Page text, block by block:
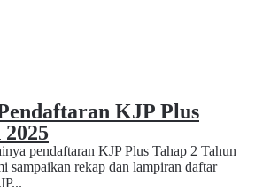
KJP Plus
pendaftaran KJP Plus Tahap 2 Tahun
sampaikan rekap dan lampiran daftar